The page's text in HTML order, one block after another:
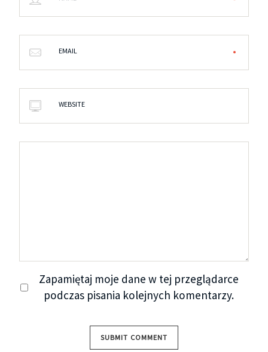
EMAIL
WEBSITE
Zapamiętaj moje dane w tej przeglądarce
podczas pisania kolejnych komentarzy.